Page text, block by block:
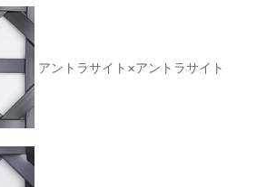
アントラサイト×アントラサイト